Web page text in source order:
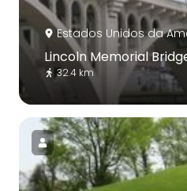
Estados Unidos da
Lincoln Memorial
32.4 km